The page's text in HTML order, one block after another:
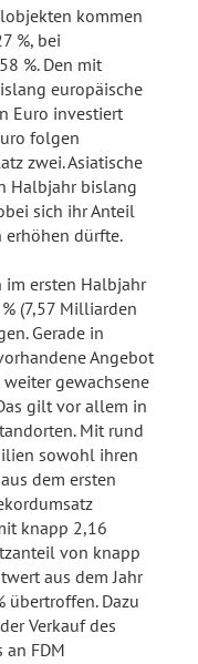
kommen
%, bei
%. Den mit
europäische
Euro investiert
folgen
zwei. Asiatische
Halbjahr bislang
sich ihr Anteil
erhöhen dürfte.
im ersten Halbjahr
(7,57 Milliarden
Gerade in
Angebot
gewachsene
gilt vor allem in
Mit rund
sowohl ihren
dem ersten
knapp 2,16
von knapp
aus dem Jahr
übertroffen. Dazu
Verkauf des
FDM